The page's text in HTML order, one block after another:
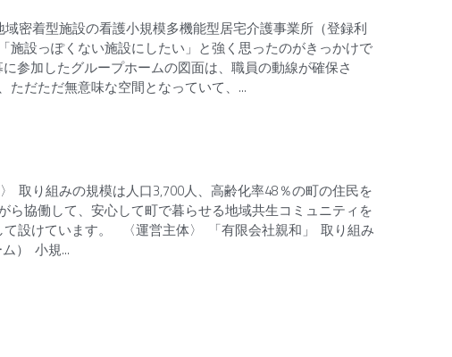
密着型施設の看護小規模多機能型居宅介護事業所（登録利
設っぽくない施設にしたい」と強く思ったのがきっかけで
参加したグループホームの図面は、職員の動線が確保さ
だただ無意味な空間となっていて、...
り組みの規模は人口3,700人、高齢化率48％の町の住民を
協働して、安心して町で暮らせる地域共生コミュニティを
設けています。 〈運営主体〉 「有限会社親和」 取り組み
） 小規...